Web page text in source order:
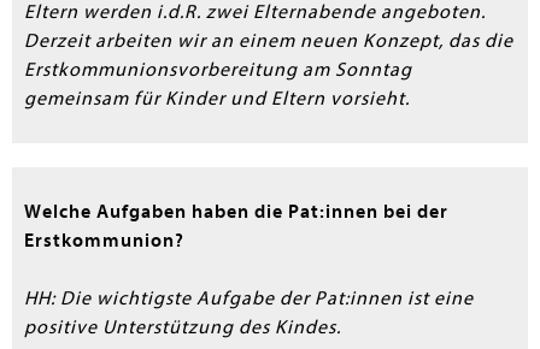
Eltern werden i.d.R. zwei Elternabende angeboten.
Derzeit arbeiten wir an einem neuen Konzept, das die
Erstkommunionsvorbereitung am Sonntag
gemeinsam für Kinder und Eltern vorsieht.
Welche Aufgaben haben die Pat:innen bei der
Erstkommunion?
HH: Die wichtigste Aufgabe der Pat:innen ist eine
positive Unterstützung des Kindes.